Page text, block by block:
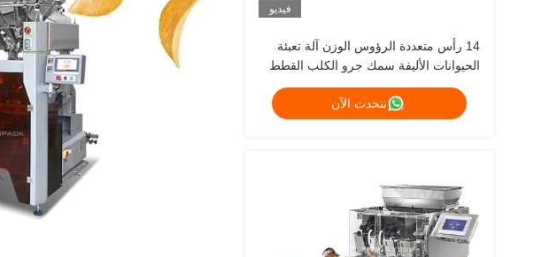
فيديو
14 رأس متعددة الرؤوس الوزن آلة تعبئة
الحيوانات الأليفة سمك جرو الكلب القطط
مصنع وزن الغذاء 120g 240g 400g 1kg
آلة تعبئة زيبلوك
نتحدث الآن